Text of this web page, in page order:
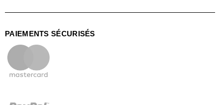
PAIEMENTS SÉCURISÉS